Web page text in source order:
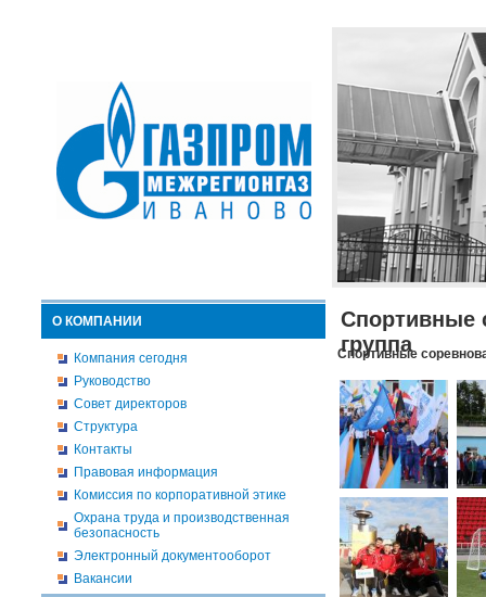
О КОМПАНИИ
Компания сегодня
Руководство
Совет директоров
Структура
Контакты
Правовая информация
Комиссия по корпоративной этике
Охрана труда и производственная
безопасность
Электронный документооборот
Вакансии
Спортивные
группа
Спортивные